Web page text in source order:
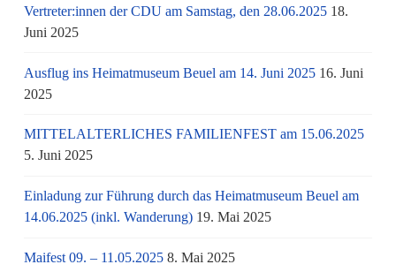
Vertreter:innen der CDU am Samstag, den 28.06.2025 18.
Juni 2025
Ausflug ins Heimatmuseum Beuel am 14. Juni 2025 16. Juni
2025
MITTELALTERLICHES FAMILIENFEST am 15.06.2025
5. Juni 2025
Einladung zur Führung durch das Heimatmuseum Beuel am
14.06.2025 (inkl. Wanderung) 19. Mai 2025
Maifest 09. – 11.05.2025 8. Mai 2025